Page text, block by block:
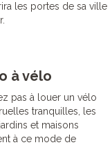
les portes de sa ville
à vélo
pas à louer un vélo
tranquilles, les
et maisons
à ce mode de